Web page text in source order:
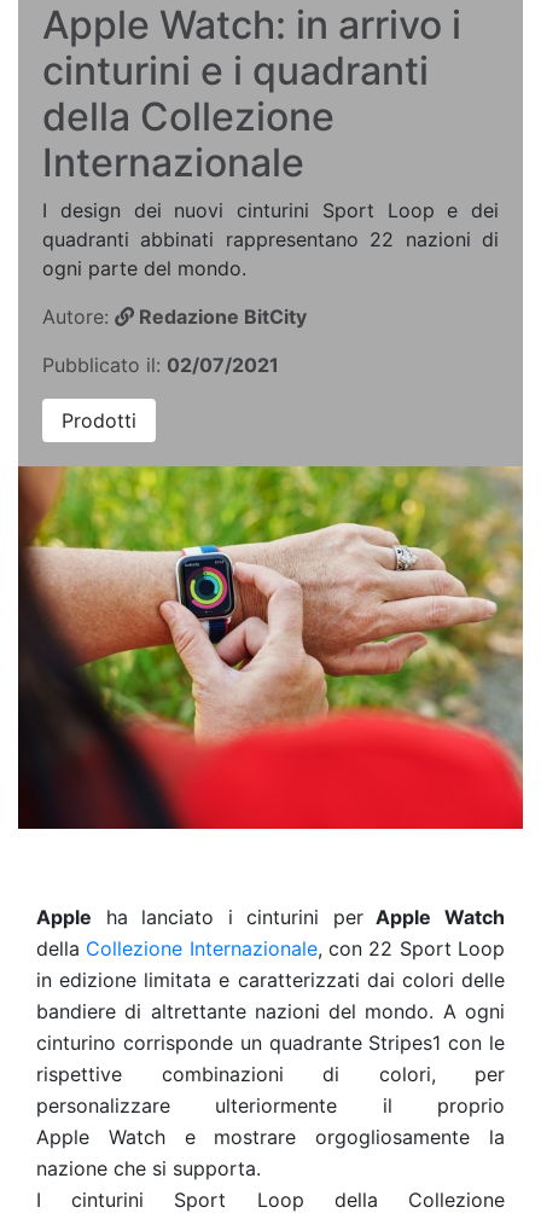
Apple Watch: in arrivo i
cinturini e i quadranti
della Collezione
Internazionale
I design dei nuovi cinturini Sport Loop e dei
quadranti abbinati rappresentano 22 nazioni di
ogni parte del mondo.
Autore:
Redazione BitCity
Pubblicato il: 02/07/2021
Prodotti
Apple ha lanciato i cinturini perApple Watch
della Collezione Internazionale, con 22 Sport Loop
in edizione limitata e caratterizzati dai colori delle
bandiere di altrettante nazioni del mondo. A ogni
cinturino corrisponde un quadrante Stripes1 con le
rispettive combinazioni di colori, per
personalizzare ulteriormente il proprio
Apple Watch e mostrare orgogliosamente la
nazione che si supporta.
I cinturini Sport Loop della Collezione